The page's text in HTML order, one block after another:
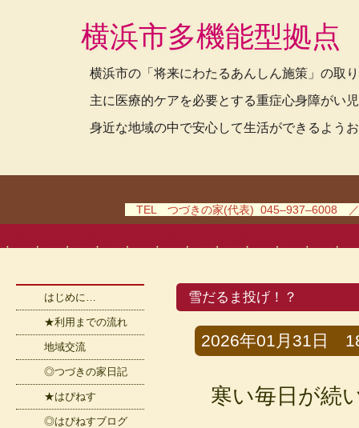
横浜市多機能型拠
横浜市の「将来にわたるあんしん施策」の取
主に医療的ケアを必要とする重症心身障がい
身近な地域の中で安心して生活ができるよう
TEL つづきの家(代表) 045–937–6008
雪だるま投げ！？
2026年01月31日
寒い毎日が続
はじめに…
★利用までの流れ
地域交流
◎つづきの家日記
★はぴねす
◎はぴねすブログ